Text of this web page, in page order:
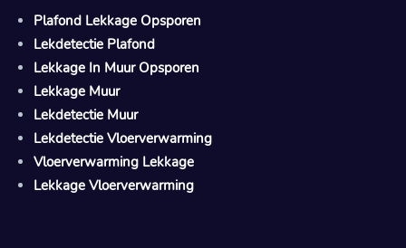
Plafond Lekkage Opsporen
Lekdetectie Plafond
Lekkage In Muur Opsporen
Lekkage Muur
Lekdetectie Muur
Lekdetectie Vloerverwarming
Vloerverwarming Lekkage
Lekkage Vloerverwarming